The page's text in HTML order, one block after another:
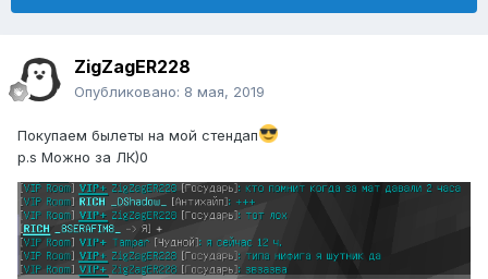
ZigZagER228
Опубликовано: 8 мая, 2019
Покупаем былеты на мой стендап
p.s Можно за ЛК)0